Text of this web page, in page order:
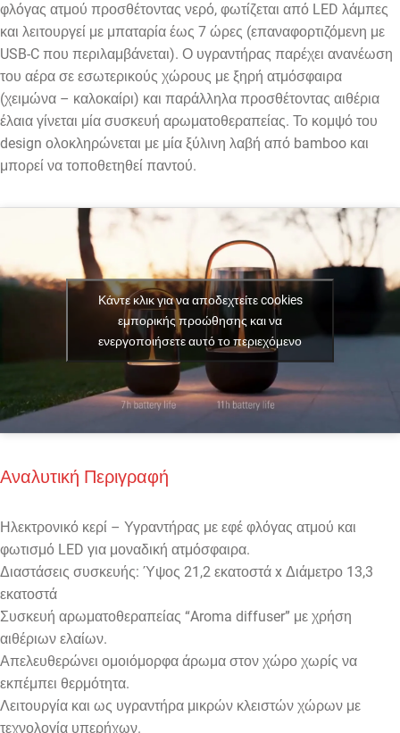
φλόγας ατμού προσθέτοντας νερό, φωτίζεται από LED λάμπες
και λειτουργεί με μπαταρία έως 7 ώρες (επαναφορτιζόμενη με
USB-C που περιλαμβάνεται). Ο υγραντήρας παρέχει ανανέωση
του αέρα σε εσωτερικούς χώρους με ξηρή ατμόσφαιρα
(χειμώνα – καλοκαίρι) και παράλληλα προσθέτοντας αιθέρια
έλαια γίνεται μία συσκευή αρωματοθεραπείας. Το κομψό του
design ολοκληρώνεται με μία ξύλινη λαβή από bamboo και
μπορεί να τοποθετηθεί παντού.
Κάντε κλικ για να αποδεχτείτε cookies
εμπορικής προώθησης και να
ενεργοποιήσετε αυτό το περιεχόμενο
Αναλυτική Περιγραφή
Ηλεκτρονικό κερί – Υγραντήρας με εφέ φλόγας ατμού και
φωτισμό LED για μοναδική ατμόσφαιρα.
Διαστάσεις συσκευής: Ύψος 21,2 εκατοστά x Διάμετρο 13,3
εκατοστά
Συσκευή αρωματοθεραπείας “Aroma diffuser” με χρήση
αιθέριων ελαίων.
Απελευθερώνει ομοιόμορφα άρωμα στον χώρο χωρίς να
εκπέμπει θερμότητα.
Λειτουργία και ως υγραντήρα μικρών κλειστών χώρων με
τεχνολογία υπερήχων.